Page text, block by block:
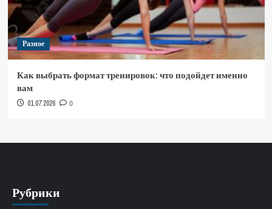
Разное
Как выбрать формат тренировок: что подойдет именно
вам
01.07.2026 0
Рубрики